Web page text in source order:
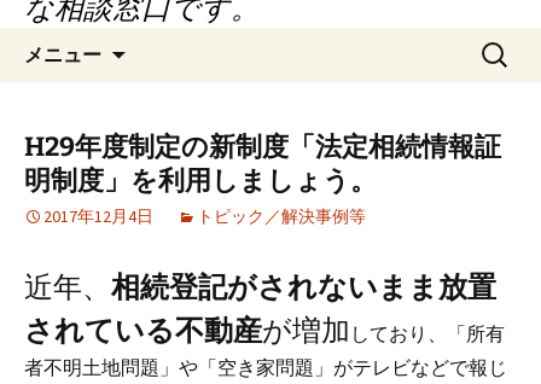
ッ な相談窓口です。
メニュー
検
索:
H29年度制定の新制度「法定相続情報証
明制度」を利用しましょう。
2017年12月4日 トピック／解決事例等
近年、 相続登記がされないまま放置
されている不動産が増加 しており、
「所有
者不明土地問題」 や 「空き家問題」 がテレビなどで報じ